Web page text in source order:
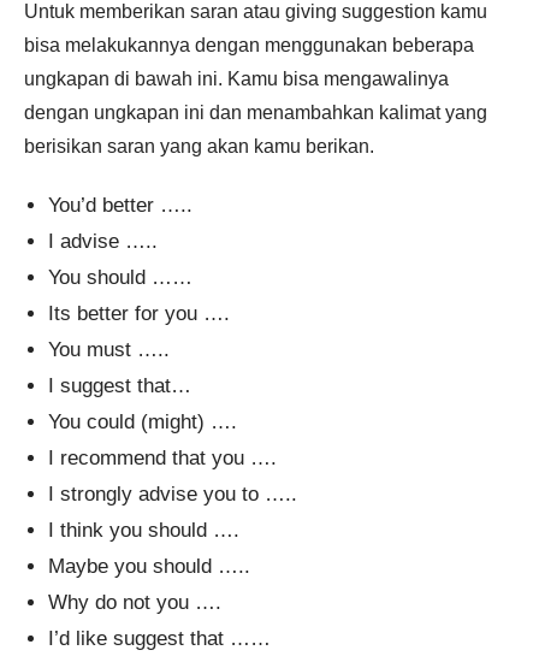
Untuk memberikan saran atau giving suggestion kamu
bisa melakukannya dengan menggunakan beberapa
ungkapan di bawah ini. Kamu bisa mengawalinya
dengan ungkapan ini dan menambahkan kalimat yang
berisikan saran yang akan kamu berikan.
You’d better …..
I advise …..
You should ……
Its better for you ….
You must …..
I suggest that…
You could (might) ….
I recommend that you ….
I strongly advise you to …..
I think you should ….
Maybe you should …..
Why do not you ….
I’d like suggest that ……